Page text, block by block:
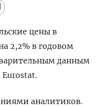
цены в
2,2% в годовом
данным
Eurostat.
аналитиков.